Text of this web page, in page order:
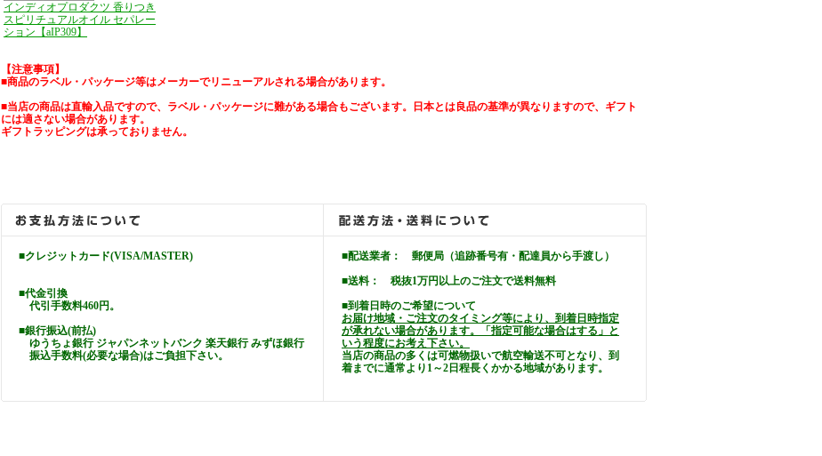
インディオプロダクツ 香りつき
スピリチュアルオイル セパレー
ション【aIP309】
【注意事項】
■商品のラベル・パッケージ等はメーカーでリニューアルされる場合があります。
■当店の商品は直輸入品ですので、ラベル・パッケージに難がある場合もございます。日本とは良品の基準が異なりますので、ギフト
には適さない場合があります。
ギフトラッピングは承っておりません。
■クレジットカード(VISA/MASTER)
■代金引換
代引手数料460円。
■銀行振込(前払)
ゆうちょ銀行 ジャパンネットバンク 楽天銀行 みずほ銀行
振込手数料(必要な場合)はご負担下さい。
■配送業者： 郵便局（追跡番号有・配達員から手渡し）
■送料： 税抜1万円以上のご注文で送料無料
■到着日時のご希望について
お届け地域・ご注文のタイミング等により、到着日時指定
が承れない場合があります。「指定可能な場合はする」と
いう程度にお考え下さい。
当店の商品の多くは可燃物扱いで航空輸送不可となり、到
着までに通常より1～2日程長くかかる地域があります。